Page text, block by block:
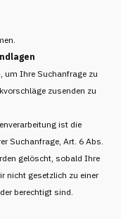
um Ihre Suchanfrage zu
zusenden zu
ist die
Suchanfrage, Art. 6 Abs.
gelöscht, sobald Ihre
nicht gesetzlich zu einer
berechtigt sind.